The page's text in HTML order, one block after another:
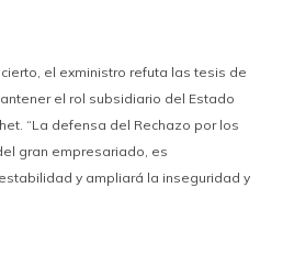
el exministro refuta las tesis de
el rol subsidiario del Estado
“La defensa del Rechazo por los
gran empresariado, es
y ampliará la inseguridad y